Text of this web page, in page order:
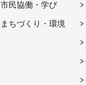
市民協働・学び
まちづくり・環境